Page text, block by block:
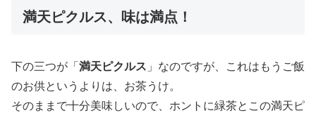
満天ピクルス、味は満点！
下の三つが「 満天ピクルス 」なのですが、これはもうご飯
のお供というよりは、お茶うけ。
そのままで十分美味しいので、ホントに緑茶とこの満天ピ